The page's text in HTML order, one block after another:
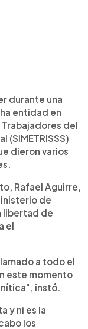
durante una
entidad en
del
(SIMETRISSS)
dieron varios
Rafael Aguirre,
de
libertad de
el
a todo el
este momento
instó.
y ni es la
los